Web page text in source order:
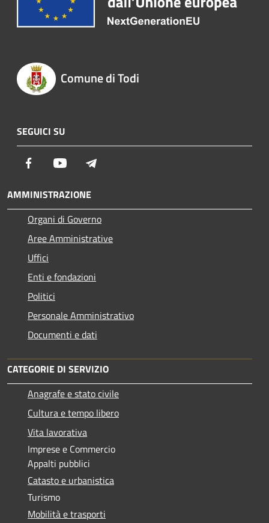
Comune di Todi
SEGUICI SU
Facebook Youtube
AMMINISTRAZIONE
Organi di Governo
Aree Amministrative
Uffici
Enti e fondazioni
Politici
Personale Amministrativo
Documenti e dati
CATEGORIE DI SERVIZIO
Anagrafe e stato civile
Cultura e tempo libero
Vita lavorativa
Imprese e Commercio
Appalti pubblici
Catasto e urbanistica
Turismo
Mobilità e trasporti